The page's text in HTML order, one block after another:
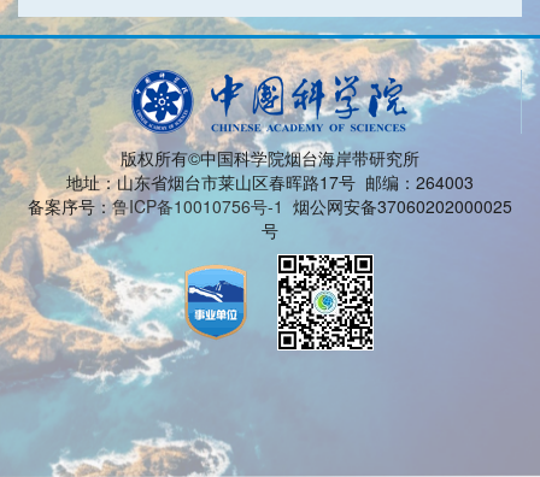
版权所有©中国科学院烟台海岸带研究所
地址：山东省烟台市莱山区春晖路17号 邮编：264003
备案序号：鲁ICP备10010756号-1 烟公网安备37060202000025
号